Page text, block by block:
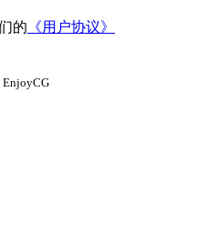
的 《用户协议》
EnjoyCG